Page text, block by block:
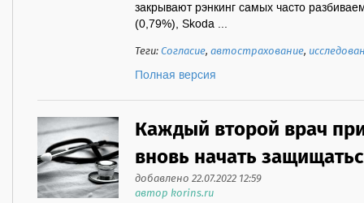
закрывают рэнкинг самых часто
(0,79%), Skoda ...
Теги:Согласие,автострахование,
Полная версия
Каждый второй врач
вновь начать
добавлено 22.07.2022 12:59
автор korins.ru